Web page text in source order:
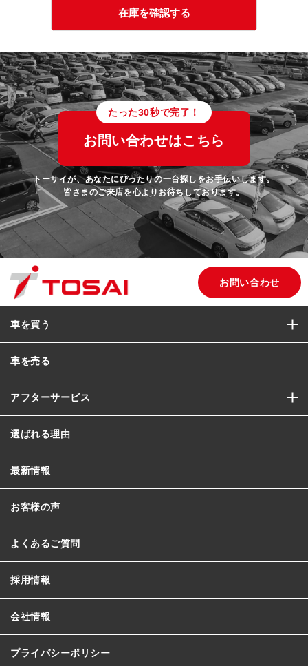
たった30秒で完了！
お問い合わせはこちら
トーサイが、あなたにぴったりの一台探しをお手伝いします。
皆さまのご来店を心よりお待ちしております。
お問い合わせ
車を買う
車を売る
アフターサービス
選ばれる理由
最新情報
お客様の声
よくあるご質問
採用情報
会社情報
プライバシーポリシー